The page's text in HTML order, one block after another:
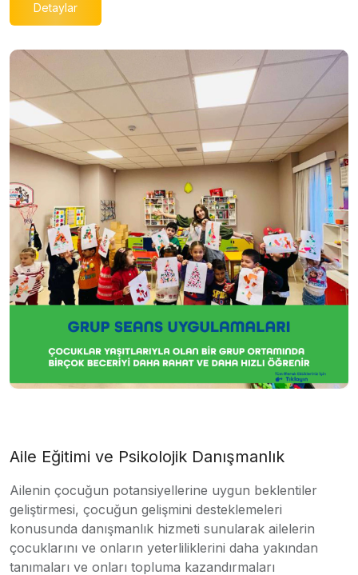
Detaylar
Aile Eğitimi ve Psikolojik Danışmanlık
Ailenin çocuğun potansiyellerine uygun beklentiler
geliştirmesi, çocuğun gelişmini desteklemeleri
konusunda danışmanlık hizmeti sunularak ailelerin
çocuklarını ve onların yeterliliklerini daha yakından
tanımaları ve onları topluma kazandırmaları